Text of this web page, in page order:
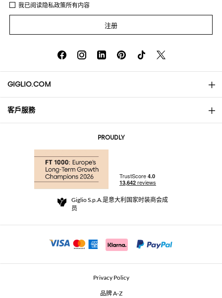
我已阅读隐私政策所有内容
注册
GIGLIO.COM
About
Community Store
Beauty Seekers VIP Club
客戶服務
退货与退款
For a safe shopping experience
Security Communication
PROUDLY
Giglio S.p.A.是意大利国家时装商会成
员
Privacy Policy
品牌 A-Z